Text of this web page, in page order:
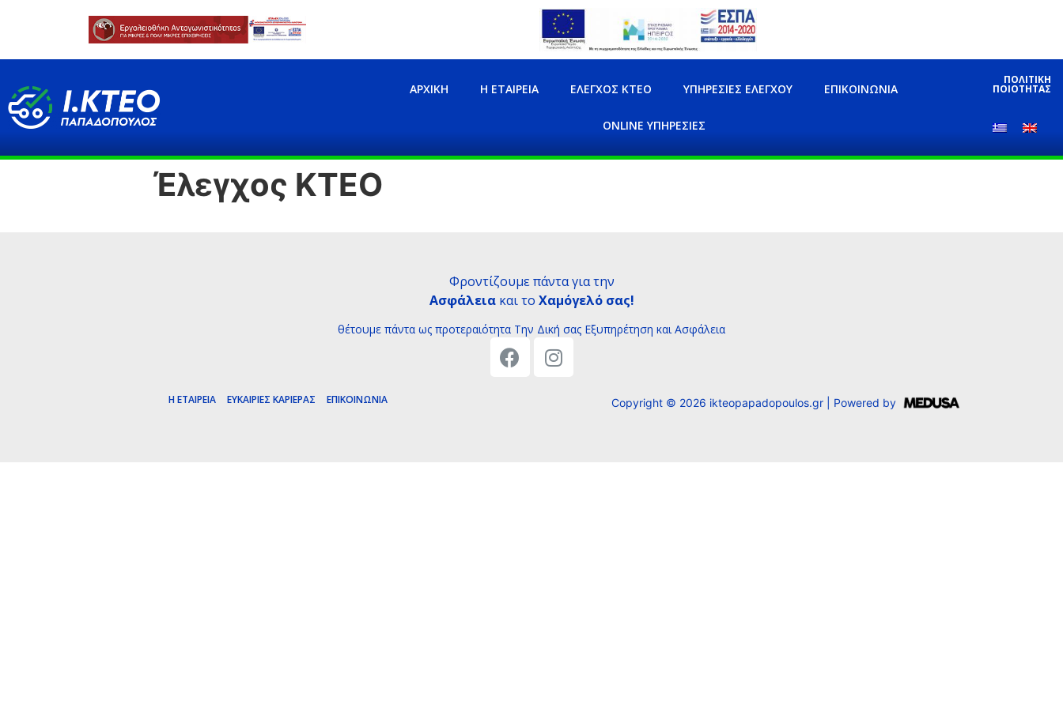
ΑΡΧΙΚΉ Η ΕΤΑΙΡΕΊΑ ΈΛΕΓΧΟΣ ΚΤΕΟ ΥΠΗΡΕΣΊΕΣ ΕΛΈΓΧΟΥ ΕΠΙΚΟΙΝΩΝΊΑ
ONLINE ΥΠΗΡΕΣΊΕΣ
ΠΟΛΙΤΙΚΗ
ΠΟΙΟΤΗΤΑΣ
Έλεγχος ΚΤΕΟ
Φροντίζουμε πάντα για την
Ασφάλειακαι το Χαμόγελό σας!
θέτουμε πάντα ως προτεραιότητα Tην Δική σας Εξυπηρέτηση και Ασφάλεια
Η ΕΤΑΙΡΕΊΑ ΕΥΚΑΙΡΊΕΣ ΚΑΡΙΈΡΑΣ ΕΠΙΚΟΙΝΩΝΊΑ Copyright © 2026 ikteopapadopoulos.gr | Powered by